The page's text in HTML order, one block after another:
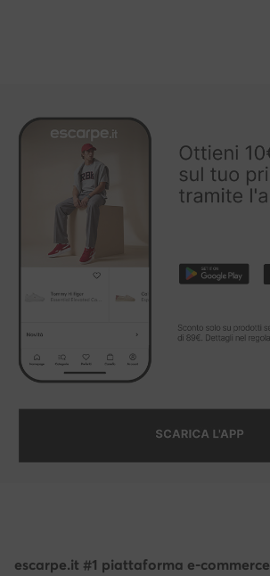
escarpe.it #1 piattaforma e-commerce